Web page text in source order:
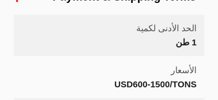
الحد الأدنى لكمية
1 طن
الأسعار
USD600-1500/TONS